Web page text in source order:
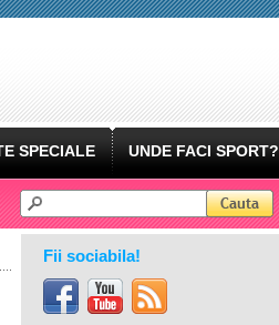
SPECIALE UNDE FACI SPORT?
Fii sociabila!